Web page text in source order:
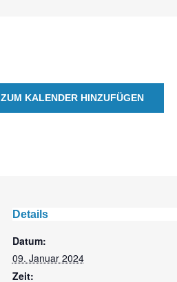
ZUM KALENDER HINZUFÜGEN
Details
Datum:
09. Januar 2024
Zeit: